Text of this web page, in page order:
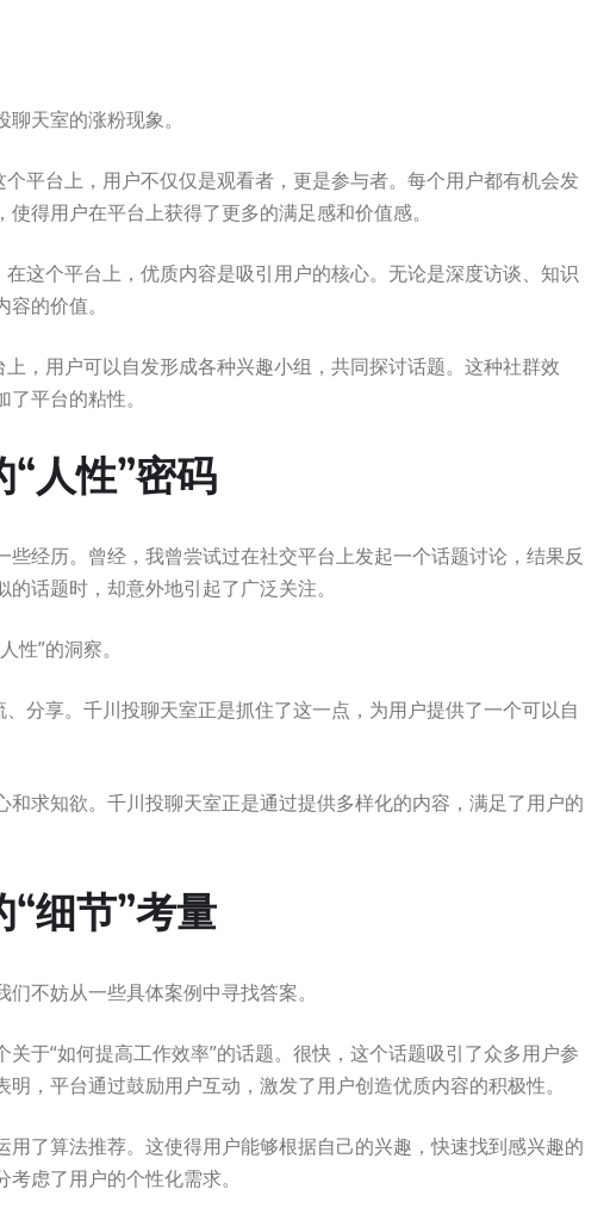
天室的涨粉现象。
平台上，用户不仅仅是观看者，更是参与者。每个用户都有机会发
得用户在平台上获得了更多的满足感和价值感。
这个平台上，优质内容是吸引用户的核心。无论是深度访谈、知识
的价值。
，用户可以自发形成各种兴趣小组，共同探讨话题。这种社群效
平台的粘性。
人性”密码
经历。曾经，我曾尝试过在社交平台上发起一个话题讨论，结果反
话题时，却意外地引起了广泛关注。
性”的洞察。
分享。千川投聊天室正是抓住了这一点，为用户提供了一个可以自
求知欲。千川投聊天室正是通过提供多样化的内容，满足了用户的
细节”考量
不妨从一些具体案例中寻找答案。
于“如何提高工作效率”的话题。很快，这个话题吸引了众多用户参
，平台通过鼓励用户互动，激发了用户创造优质内容的积极性。
了算法推荐。这使得用户能够根据自己的兴趣，快速找到感兴趣的
虑了用户的个性化需求。